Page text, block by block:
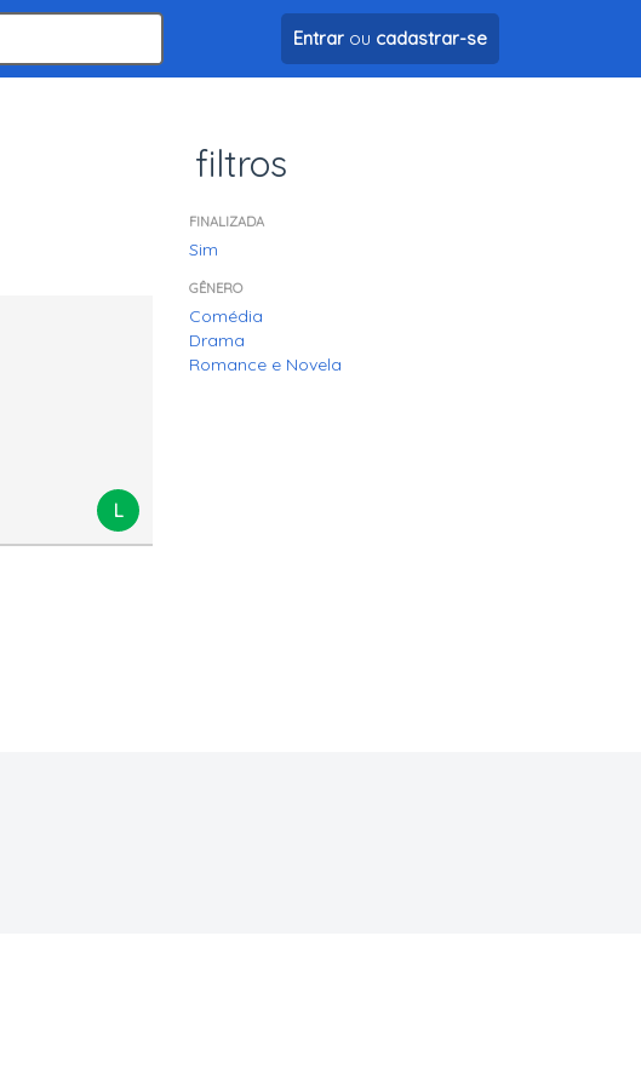
Entrar ou cadastrar-se
L
filtros
FINALIZADA
Sim
GÊNERO
Comédia
Drama
Romance e Novela